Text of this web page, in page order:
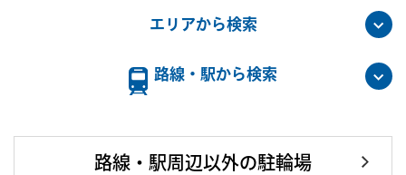
エリアから検索
路線・駅から検索
路線・駅周辺以外の駐輪場